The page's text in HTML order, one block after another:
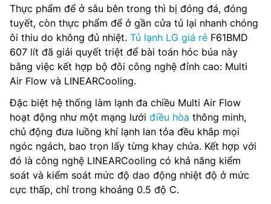
Thực phẩm để ở sâu bên trong thì bị đóng đá, đóng
tuyết, còn thực phẩm để ở gần cửa tủ lại nhanh chóng
ôi thiu do không đủ nhiệt. Tủ lạnh LG giá rẻ F61BMD
607 lít đã giải quyết triệt để bài toán hóc búa này
bằng việc kết hợp bộ đôi công nghệ đỉnh cao: Multi
Air Flow và LINEARCooling.
Đặc biệt hệ thống làm lạnh đa chiều Multi Air Flow
hoạt động như một mạng lưới điều hòa thông minh,
chủ động đưa luồng khí lạnh lan tỏa đều khắp mọi
ngóc ngách, bao trọn lấy từng khay chứa. Kết hợp với
đó là công nghệ LINEARCooling có khả năng kiểm
soát và kiểm soát mức độ dao động nhiệt độ ở mức
cực thấp, chỉ trong khoảng 0.5 độ C.